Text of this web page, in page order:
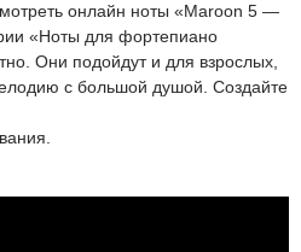
онлайн ноты «Maroon 5 —
«Ноты для фортепиано
Они подойдут и для взрослых,
с большой душой. Создайте